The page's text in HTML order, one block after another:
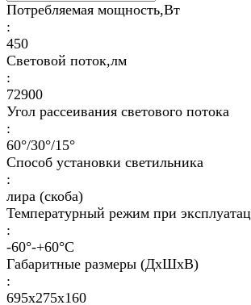
Потребляемая мощность,Вт
:
450
Световой поток,лм
:
72900
Угол рассеивания светового потока
:
60°/30°/15°
Способ установки светильника
:
лира (скоба)
Температурный режим при
:
-60°-+60°C
Габаритные размеры (ДхШхВ)
:
695x275x160